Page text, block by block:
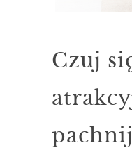
Czuj